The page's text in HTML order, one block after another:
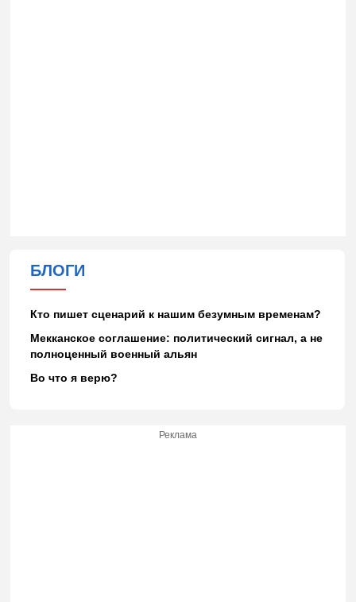
БЛОГИ
Кто пишет сценарий к нашим безумным временам?
Мекканское соглашение: политический сигнал, а не
полноценный военный альян
Во что я верю?
Реклама